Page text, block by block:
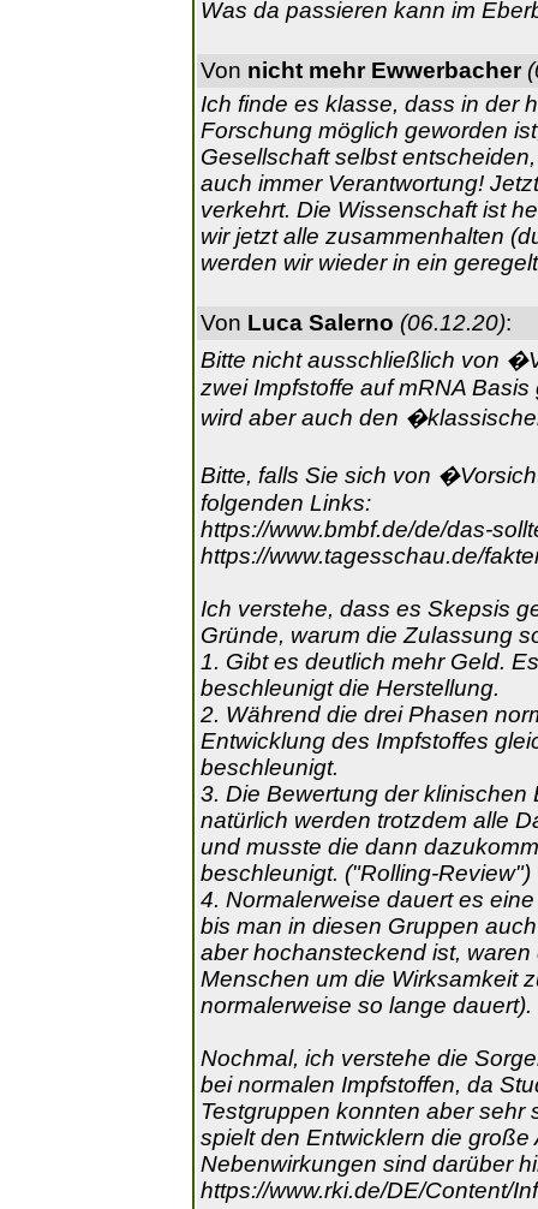
Was da passieren kann im
Von nicht mehr Ewwerbacher
Ich finde es klasse, dass in der
Forschung möglich geworden
Gesellschaft selbst
auch immer Verantwortung!
verkehrt. Die Wissenschaft ist
wir jetzt alle zusammenhalten
werden wir wieder in ein
Von Luca Salerno (06.12.20):
Bitte nicht ausschließlich von
zwei Impfstoffe auf mRNA
wird aber auch den
Bitte, falls Sie sich von
folgenden Links:
https://www.bmbf.de/de/das-
https://www.tagesschau.de/
Ich verstehe, dass es Skepsis
Gründe, warum die Zulassung
1. Gibt es deutlich mehr Geld.
beschleunigt die Herstellung.
2. Während die drei Phasen
Entwicklung des Impfstoffes
beschleunigt.
3. Die Bewertung der
natürlich werden trotzdem alle
und musste die dann
beschleunigt. ("Rolling-Review")
4. Normalerweise dauert es
bis man in diesen Gruppen
aber hochansteckend ist,
Menschen um die Wirksamkeit
normalerweise so lange dauert).
Nochmal, ich verstehe die
bei normalen Impfstoffen, da
Testgruppen konnten aber
spielt den Entwicklern die
Nebenwirkungen sind darüber
https://www.rki.de/DE/Content/